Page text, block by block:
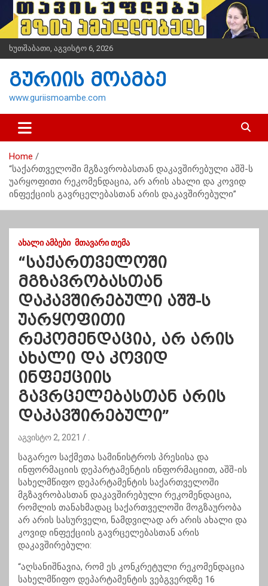
i
t
n
ხუთშაბათი, აგვისტო 6, 2026
გურიის მოამბე
www.guriismoambe.com
Home
“საქართველოში მგზავრობასთან დაკავშირებული აშშ-ს
უარყოფითი რეკომენდაცია, არ არის ახალი და კოვიდ
ინფექციის გავრცელებასთან არის დაკავშირებული”
ᲐᲮᲐᲚᲘ ᲐᲛᲑᲔᲑᲘ ᲛᲗᲐᲕᲐᲠᲘ ᲗᲔᲛᲐ
“საქართველოში
მგზავრობასთან
დაკავშირებული აშშ-ს
უარყოფითი
რეკომენდაცია, არ არის
ახალი და კოვიდ
ინფექციის
გავრცელებასთან არის
დაკავშირებული”
აგვისტო 2, 2021
საგარეო საქმეთა სამინისტროს პრესისა და
ინფორმაციის დეპარტამენტის ინფორმაციით, აშშ-ის
სახელმწიფო დეპარტამენტის საქართველოში
მგზავრობასთან დაკავშირებული რეკომენდაცია,
რომლის თანახმადაც საქართველოში მოგზაურობა
არ არის სასურველი, ნამდვილად არ არის ახალი და
კოვიდ ინფექციის გავრცელებასთან არის
დაკავშირებული:
“აღსანიშნავია, რომ ეს კონკრეტული რეკომენდაცია
სახელმწიფო დეპარტამენტის ვებგვერდზე 16